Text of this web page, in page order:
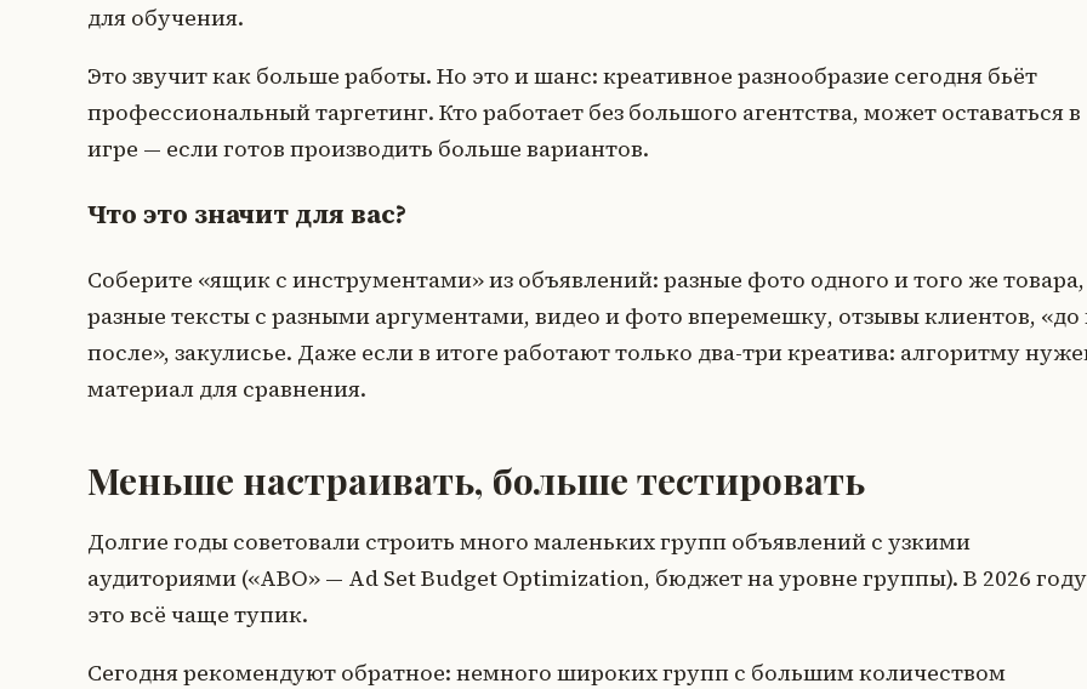
для обучения.
Это звучит как больше работы. Но это и шанс: креативное разнообразие сегодня бьёт
профессиональный таргетинг. Кто работает без большого агентства, может оставаться в
игре — если готов производить больше вариантов.
Что это значит для вас?
Соберите «ящик с инструментами» из объявлений: разные фото одного и того же товара,
разные тексты с разными аргументами, видео и фото вперемешку, отзывы клиентов, «до
после», закулисье. Даже если в итоге работают только два-три креатива: алгоритму
материал для сравнения.
Меньше настраивать, больше тестировать
Долгие годы советовали строить много маленьких групп объявлений с узкими
аудиториями («ABO» — Ad Set Budget Optimization, бюджет на уровне группы). В 2026 году
это всё чаще тупик.
Сегодня рекомендуют обратное: немного широких групп с большим количеством